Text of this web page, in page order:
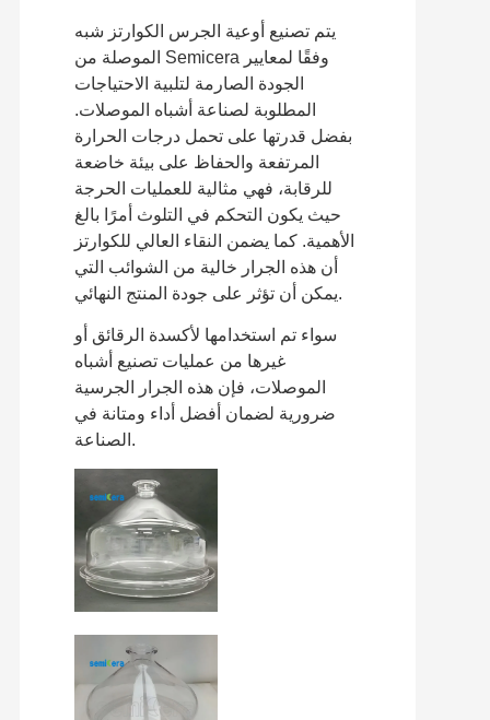
يتم تصنيع أوعية الجرس الكوارتز شبه
الموصلة من Semicera وفقًا لمعايير
الجودة الصارمة لتلبية الاحتياجات
المطلوبة لصناعة أشباه الموصلات.
بفضل قدرتها على تحمل درجات الحرارة
المرتفعة والحفاظ على بيئة خاضعة
للرقابة، فهي مثالية للعمليات الحرجة
حيث يكون التحكم في التلوث أمرًا بالغ
الأهمية. كما يضمن النقاء العالي للكوارتز
أن هذه الجرار خالية من الشوائب التي
يمكن أن تؤثر على جودة المنتج النهائي.
سواء تم استخدامها لأكسدة الرقائق أو
غيرها من عمليات تصنيع أشباه
الموصلات، فإن هذه الجرار الجرسية
ضرورية لضمان أفضل أداء ومتانة في
الصناعة.